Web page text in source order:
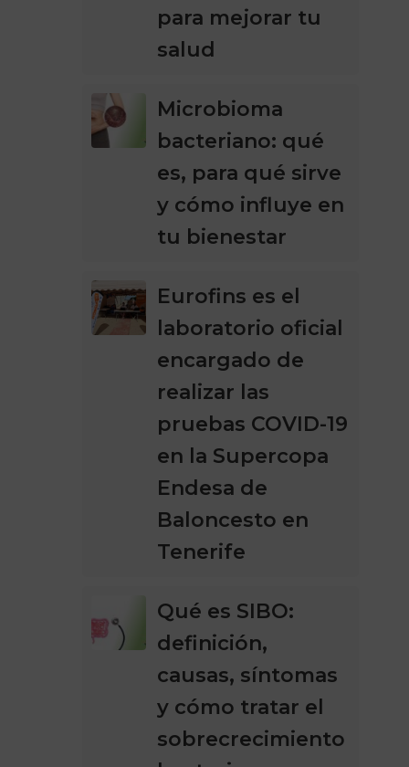
para mejorar tu
salud
Microbioma
bacteriano: qué
es, para qué sirve
y cómo influye en
tu bienestar
Eurofins es el
laboratorio oficial
encargado de
realizar las
pruebas COVID-19
en la Supercopa
Endesa de
Baloncesto en
Tenerife
Qué es SIBO:
definición,
causas, síntomas
y cómo tratar el
sobrecrecimiento